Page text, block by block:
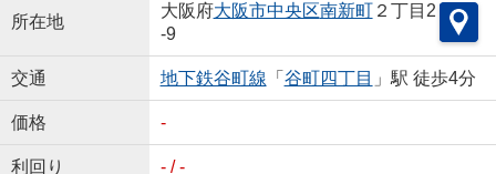
所在地
大阪府大阪市中央区南新町２丁目2
-9
交通 地下鉄谷町線 「 谷町四丁目 」駅 徒歩4分
価格 -
利回り - / -